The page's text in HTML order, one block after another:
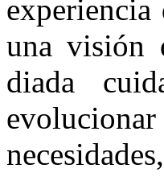
una visión
diada